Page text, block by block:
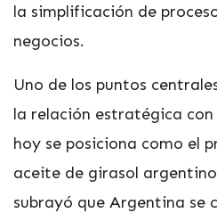
la simplificación de
negocios.
Uno de los puntos
la relación estratégica
hoy se posiciona como el
aceite de girasol
subrayó que Argentina se